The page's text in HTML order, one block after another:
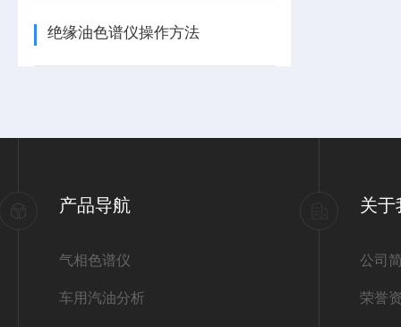
绝缘油色谱仪操作方法
产品导航
气相色谱仪
车用汽油分析
关于
公司
荣誉